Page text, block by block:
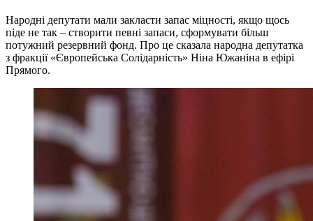
Народні депутати мали закласти запас міцності, якщо щось
піде не так – створити певні запаси, сформувати більш
потужний резервний фонд. Про це сказала народна депутатка
з фракції «Європейська Солідарність» Ніна Южаніна в ефірі
Прямого.